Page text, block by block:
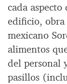
cada
edificio,
mexicano
alimentos
del personal
pasillos